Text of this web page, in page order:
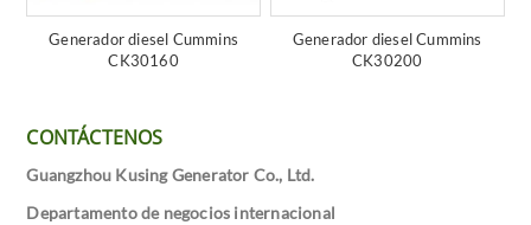
Generador diesel Cummins
CK30160
Generador diesel Cummins
CK30200
CONTÁCTENOS
Guangzhou Kusing Generator Co., Ltd.
Departamento de negocios internacional